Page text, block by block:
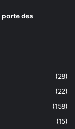
porte des
(28)
(22)
(158)
(15)